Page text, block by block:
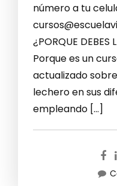
número a tu
¿PORQUE DEBES
Porque es un
actualizado
lechero en sus
empleando […]